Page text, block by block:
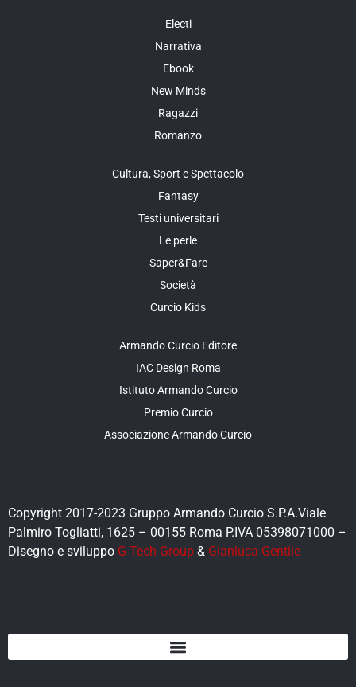
Electi
Narrativa
Ebook
New Minds
Ragazzi
Romanzo
Cultura, Sport e Spettacolo
Fantasy
Testi universitari
Le perle
Saper&Fare
Società
Curcio Kids
Armando Curcio Editore
IAC Design Roma
Istituto Armando Curcio
Premio Curcio
Associazione Armando Curcio
Copyright 2017-2023 Gruppo Armando Curcio S.P.A.Viale
Palmiro Togliatti, 1625 – 00155 Roma P.IVA 05398071000 –
Disegno e sviluppo G Tech Group & Gianluca Gentile